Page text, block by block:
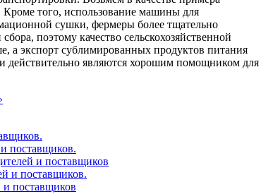
того, использование машины для
сушки, фермеры более тщательно
поэтому качество сельскохозяйственной
а экспорт сублимированных продуктов питания
действительно являются хорошим помощником для
поставщиков.
и поставщиков
и поставщиков.
и поставщиков